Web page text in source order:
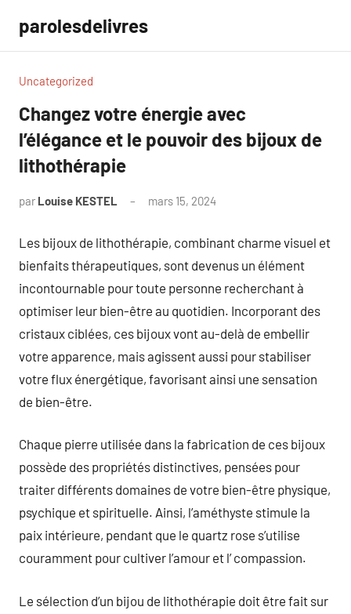
contenu
parolesdelivres
Uncategorized
Changez votre énergie avec
l’élégance et le pouvoir des bijoux de
lithothérapie
par Louise KESTEL mars 15, 2024
Les bijoux de lithothérapie, combinant charme visuel et
bienfaits thérapeutiques, sont devenus un élément
incontournable pour toute personne recherchant à
optimiser leur bien-être au quotidien. Incorporant des
cristaux ciblées, ces bijoux vont au-delà de embellir
votre apparence, mais agissent aussi pour stabiliser
votre flux énergétique, favorisant ainsi une sensation
de bien-être.
Chaque pierre utilisée dans la fabrication de ces bijoux
possède des propriétés distinctives, pensées pour
traiter différents domaines de votre bien-être physique,
psychique et spirituelle. Ainsi, l’améthyste stimule la
paix intérieure, pendant que le quartz rose s’utilise
couramment pour cultiver l’amour et l’ compassion.
Le sélection d’un bijou de lithothérapie doit être fait sur